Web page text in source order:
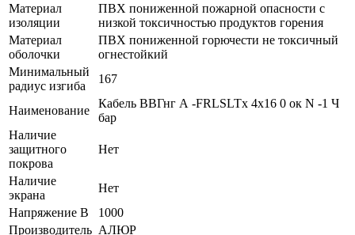
Материал
изоляции
ПВХ пониженной пожарной опасности с
низкой токсичностью продуктов горения
Материал
оболочки
ПВХ пониженной горючести не токсичный
огнестойкий
Минимальный
радиус изгиба
167
Наименование
Кабель ВВГнг А -FRLSLTx 4х16 0 ок N -1 Ч
бар
Наличие
защитного
покрова
Нет
Наличие
экрана
Нет
Напряжение В
1000
Производитель АЛЮР